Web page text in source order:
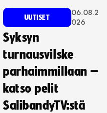
UUTISET
06.08.2
026
Syksyn
turnausvilske
parhaimmillaan –
katso pelit
SalibandyTV:stä